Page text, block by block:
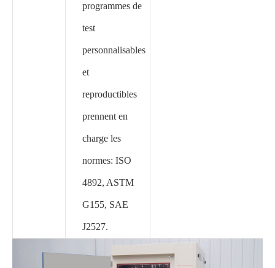
programmes de
test
personnalisables
et
reproductibles
prennent en
charge les
normes: ISO
4892, ASTM
G155, SAE
J2527.